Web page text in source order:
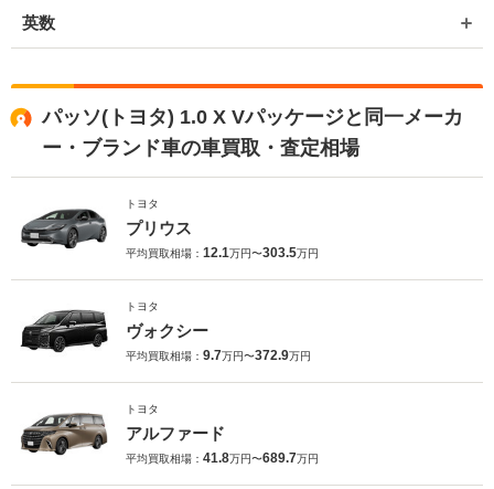
英数
パッソ(トヨタ) 1.0 X Vパッケージと同一メーカ
ー・ブランド車の車買取・査定相場
トヨタ
プリウス
平均買取相場： 12.1万円〜303.5万円
トヨタ
ヴォクシー
平均買取相場： 9.7万円〜372.9万円
トヨタ
アルファード
平均買取相場： 41.8万円〜689.7万円